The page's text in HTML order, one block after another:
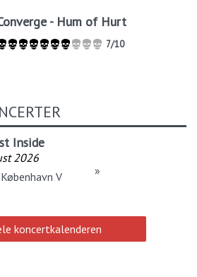
- Hum of Hurt
7/10
Inside
2026
V
»
koncertkalenderen